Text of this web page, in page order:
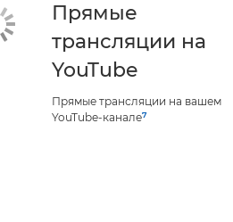
Прямые
трансляции на
YouTube
Прямые трансляции на вашем
YouTube-канале7